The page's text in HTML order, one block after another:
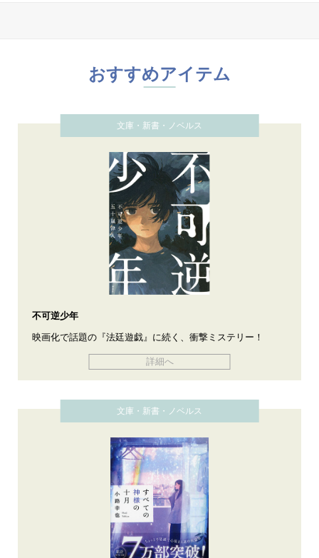
おすすめアイテム
文庫・新書・ノベルス
不可逆少年
映画化で話題の『法廷遊戯』に続く、衝撃ミステリー！
詳細へ
文庫・新書・ノベルス